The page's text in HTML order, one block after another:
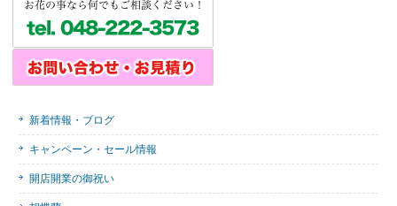
新着情報・ブログ
キャンペーン・セール情報
開店開業の御祝い